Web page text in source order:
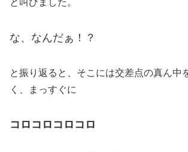
と叫びました。
な、なんだぁ！？
と振り返ると、そこには交差点の真ん中
く、まっすぐに
コロコロコロコロ